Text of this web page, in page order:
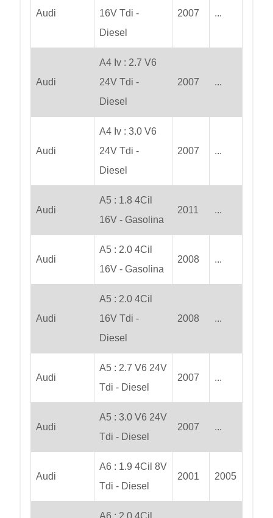
Audi
16V Tdi -
Diesel
2007 ...
Audi
A4 Iv : 2.7 V6
24V Tdi -
Diesel
2007 ...
Audi
A4 Iv : 3.0 V6
24V Tdi -
Diesel
2007 ...
Audi
A5 : 1.8 4Cil
16V - Gasolina
2011 ...
Audi
A5 : 2.0 4Cil
16V - Gasolina
2008 ...
Audi
A5 : 2.0 4Cil
16V Tdi -
Diesel
2008 ...
Audi
A5 : 2.7 V6 24V
Tdi - Diesel
2007 ...
Audi
A5 : 3.0 V6 24V
Tdi - Diesel
2007 ...
Audi
A6 : 1.9 4Cil 8V
Tdi - Diesel
2001 2005
A6 : 2.0 4Cil